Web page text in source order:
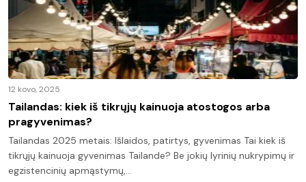
12 kovo, 2025
Tailandas: kiek iš tikrųjų kainuoja atostogos arba
pragyvenimas?
Tailandas 2025 metais: Išlaidos, patirtys, gyvenimas Tai kiek iš
tikrųjų kainuoja gyvenimas Tailande? Be jokių lyrinių nukrypimų ir
egzistencinių apmąstymų,…